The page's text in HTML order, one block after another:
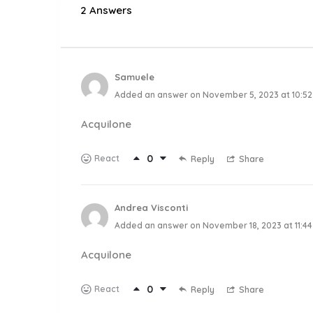
2 Answers
Samuele
Added an answer on November 5, 2023 at
Acquilone
React 0 Reply Share
Andrea Visconti
Added an answer on November 18, 2023 at
Acquilone
React 0 Reply Share